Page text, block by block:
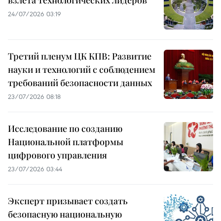
24/07/2026 03:19
Третий пленум ЦК КПВ: Развитие
науки и технологий с соблюдением
требований безопасности данных
23/07/2026 08:18
Исследование по созданию
Национальной платформы
цифрового управления
23/07/2026 03:44
Эксперт призывает создать
безопасную национальную